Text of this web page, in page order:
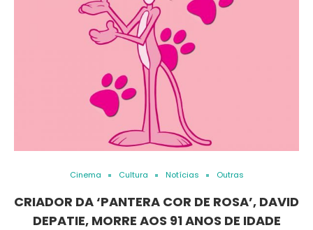
Cinema Cultura Notícias Outras
CRIADOR DA ‘PANTERA COR DE ROSA’, DAVID
DEPATIE, MORRE AOS 91 ANOS DE IDADE